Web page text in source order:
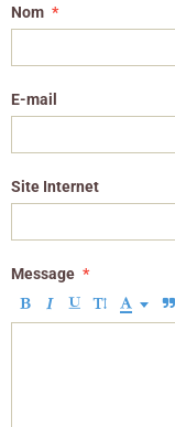
Nom
E-mail
Site Internet
Message